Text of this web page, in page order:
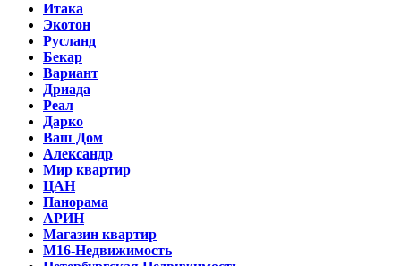
Итака
Экотон
Русланд
Бекар
Вариант
Дриада
Реал
Дарко
Ваш Дом
Александр
Мир квартир
ЦАН
Панорама
АРИН
Магазин квартир
М16-Недвижимость